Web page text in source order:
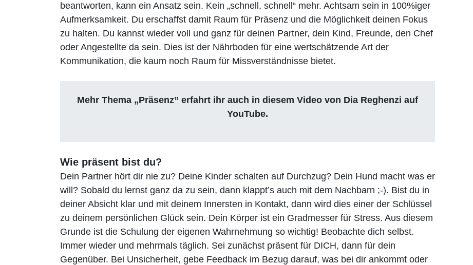
beantworten, kann ein Ansatz sein. Kein „schnell, schnell“ mehr. Achtsam sein in 100%iger
Aufmerksamkeit. Du erschaffst damit Raum für Präsenz und die Möglichkeit deinen Fokus
zu halten. Du kannst wieder voll und ganz für deinen Partner, dein Kind, Freunde, den Chef
oder Angestellte da sein. Dies ist der Nährboden für eine wertschätzende Art der
Kommunikation, die kaum noch Raum für Missverständnisse bietet.
Mehr Thema „Präsenz” erfahrt ihr auch in diesem Video von Dia Reghenzi auf
YouTube.
Wie präsent bist du?
Dein Partner hört dir nie zu? Deine Kinder schalten auf Durchzug? Dein Hund macht was er
will? Sobald du lernst ganz da zu sein, dann klappt’s auch mit dem Nachbarn ;-). Bist du in
deiner Absicht klar und mit deinem Innersten in Kontakt, dann wird dies einer der Schlüssel
zu deinem persönlichen Glück sein. Dein Körper ist ein Gradmesser für Stress. Aus diesem
Grunde ist die Schulung der eigenen Wahrnehmung so wichtig! Beobachte dich selbst.
Immer wieder und mehrmals täglich. Sei zunächst präsent für DICH, dann für dein
Gegenüber. Bei Unsicherheit, gebe Feedback im Bezug darauf, was bei dir ankommt oder